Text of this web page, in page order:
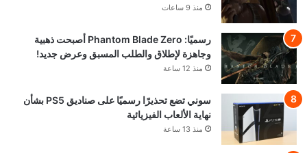
منذ 9 ساعات
رسميًا: Phantom Blade Zero أصبحت ذهبية
وجاهزة لإطلاق والطلب المسبق وعرض جديد!
منذ 12 ساعة
سوني تضع تحذيرًا رسميًا على صناديق PS5 بشأن
نهاية الألعاب الفيزيائية
منذ 13 ساعة